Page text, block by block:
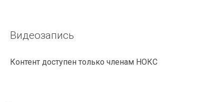
Видеозапись
Контент доступен только членам НОКС